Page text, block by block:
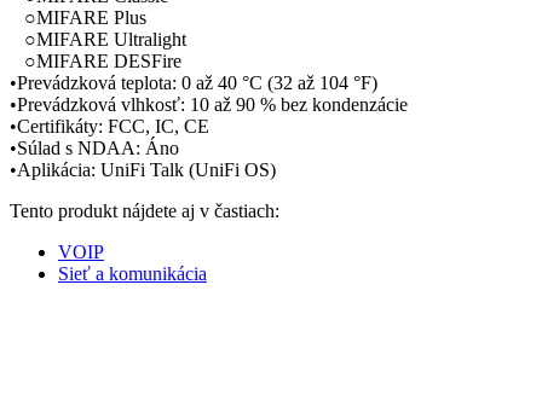
○MIFARE Plus
○MIFARE Ultralight
○MIFARE DESFire
•Prevádzková teplota: 0 až 40 °C (32 až 104 °F)
•Prevádzková vlhkosť: 10 až 90 % bez kondenzácie
•Certifikáty: FCC, IC, CE
•Súlad s NDAA: Áno
•Aplikácia: UniFi Talk (UniFi OS)
Tento produkt nájdete aj v častiach:
VOIP
Sieť a komunikácia